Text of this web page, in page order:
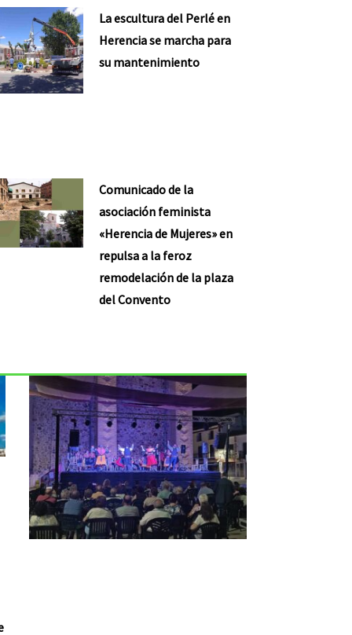
La escultura del Perlé en
Herencia se marcha para
su mantenimiento
Comunicado de la
asociación feminista
«Herencia de Mujeres» en
repulsa a la feroz
remodelación de la plaza
del Convento